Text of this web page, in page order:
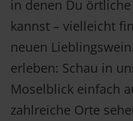
in denen Du
kannst – vielleicht
neuen
erleben: Schau in
Moselblick einfach
zahlreiche Orte